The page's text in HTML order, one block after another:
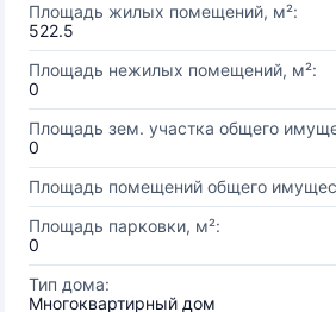
Площадь жилых помещений, м²:
522.5
Площадь нежилых помещений, м²:
0
Площадь зем. участка общего
0
Площадь помещений общего
Площадь парковки, м²:
0
Тип дома:
Многоквартирный дом